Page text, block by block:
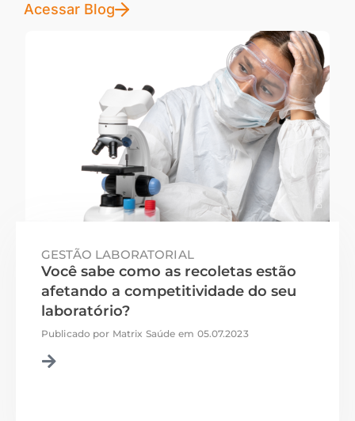
Acessar Blog
GESTÃO LABORATORIAL
Você sabe como as recoletas estão
afetando a competitividade do seu
laboratório?
Publicado por Matrix Saúde em 05.07.2023